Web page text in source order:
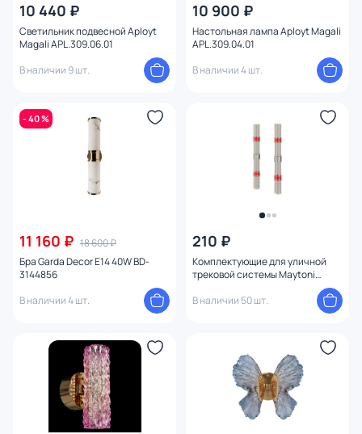
10 440 ₽
Светильник подвесной Aployt
Magali APL.309.06.01
В наличии 9 шт.
10 900 ₽
Настольная лампа Aployt Magali
APL.309.04.01
В наличии 4 шт.
- 40 %
11 160 ₽ 18 600 ₽
Бра Garda Decor E14 40W BD-
3144856
В наличии 4 шт.
210 ₽
Комплектующие для уличной
трековой системы Maytoni
В наличии 50 шт.
Форма плафона
Оформление
Мощность ламп